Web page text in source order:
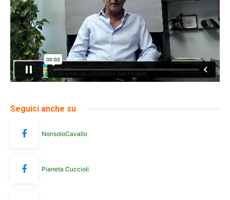
Seguici anche su
NonsoloCavallo
Pianeta Cuccioli